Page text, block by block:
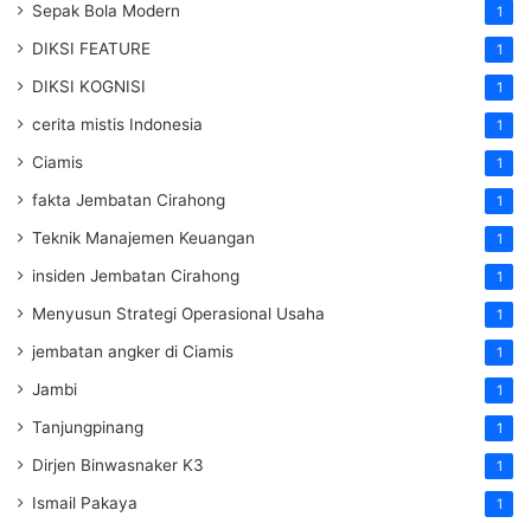
Sepak Bola Modern 1
DIKSI FEATURE 1
DIKSI KOGNISI 1
cerita mistis Indonesia 1
Ciamis 1
fakta Jembatan Cirahong 1
Teknik Manajemen Keuangan 1
insiden Jembatan Cirahong 1
Menyusun Strategi Operasional Usaha 1
jembatan angker di Ciamis 1
Jambi 1
Tanjungpinang 1
Dirjen Binwasnaker K3 1
Ismail Pakaya 1